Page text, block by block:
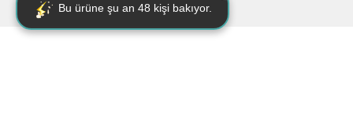
Bu ürüne şu an 48 kişi bakıyor.